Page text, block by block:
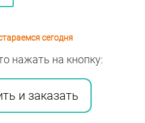
сегодня
нажать на кнопку:
и заказать